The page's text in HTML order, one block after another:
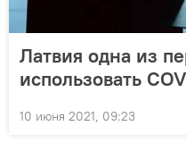
Латвия одна из
использовать
10 июня 2021, 09:23